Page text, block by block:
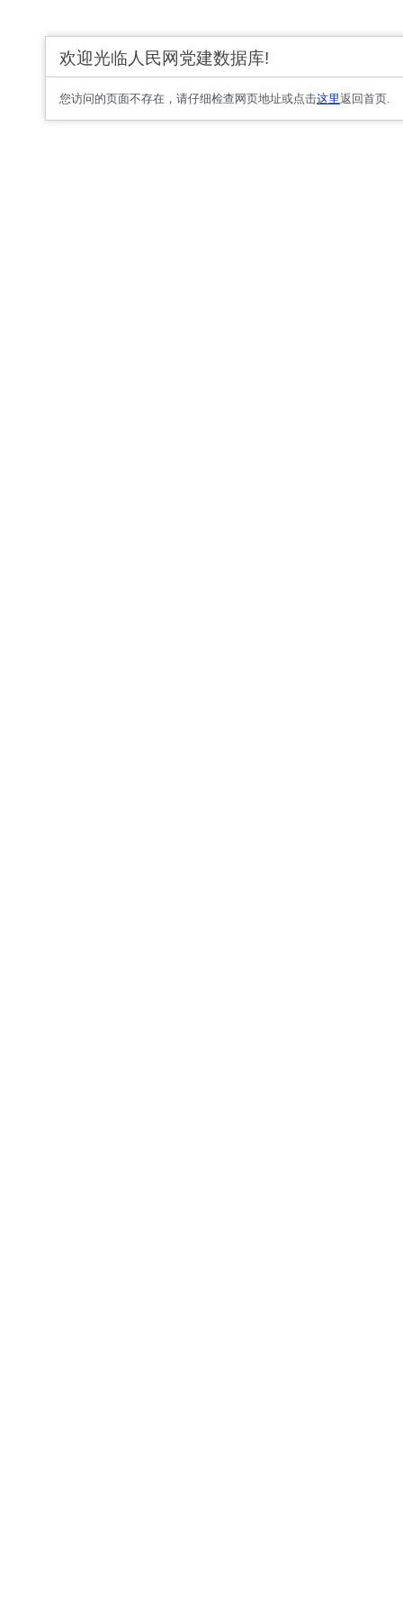
欢迎光临人民网党建数据库!
您访问的页面不存在，请仔细检查网页地址或点击这里返回首页.